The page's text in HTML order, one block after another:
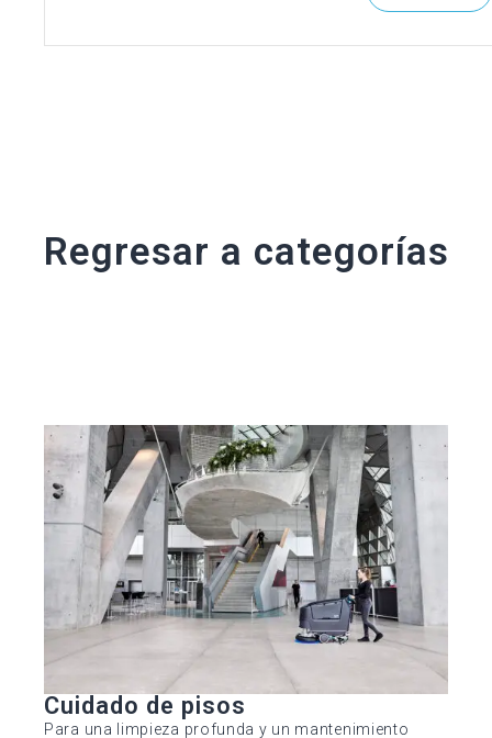
Regresar a categorías
Cuidado de pisos
Para una limpieza profunda y un mantenimiento